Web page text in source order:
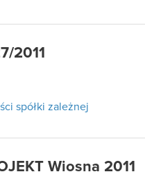
2011
spółki zależnej
Wiosna 2011